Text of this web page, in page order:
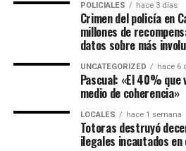
POLICIALES hace 3 días
Crimen del policía en
millones de
datos sobre más
UNCATEGORIZED hace 6
Pascual: «El 40% que
medio de coherencia»
LOCALES hace 1 semana
Totoras destruyó
ilegales incautados